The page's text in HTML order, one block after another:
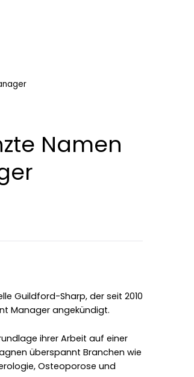
Namen
Guildford-Sharp, der seit 2010
Manager angekündigt.
ihrer Arbeit auf einer
überspannt Branchen wie
Osteoporose und